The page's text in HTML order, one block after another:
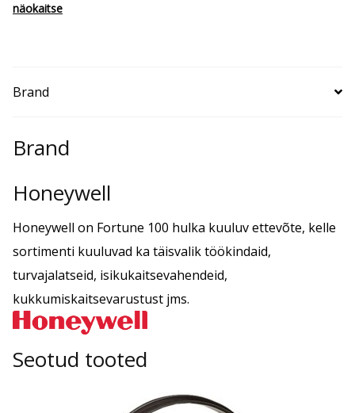
näokaitse
Brand
Brand
Honeywell
Honeywell on Fortune 100 hulka kuuluv ettevõte, kelle
sortimenti kuuluvad ka täisvalik töökindaid,
turvajalatseid, isikukaitsevahendeid,
kukkumiskaitsevarustust jms.
Seotud tooted